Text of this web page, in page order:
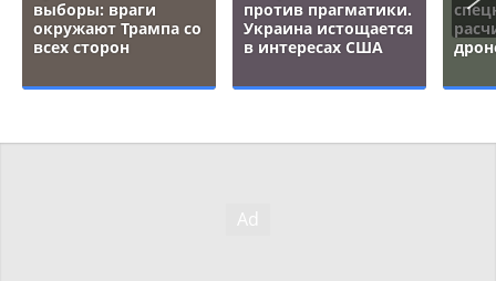
выборы: враги
окружают Трампа со
всех сторон
против прагматики.
Украина истощается
в интересах США